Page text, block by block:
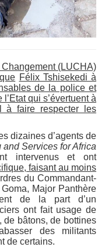
(LUCHA)
Félix Tshisekedi à
de la police et
qui s’évertuent à
à faire respecter les
dizaines d’agents de
and Services for Africa
intervenus et ont
faisant au moins
du Commandant-
Major Panthère
de la part d’un
ont fait usage de
de bâtons, de bottines
des militants
de certains.